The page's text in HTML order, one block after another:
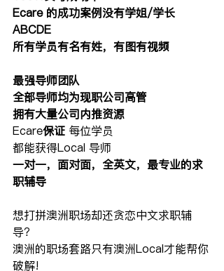
Ecare 的成功案例没有学姐/学长
ABCDE
所有学员有名有姓，有图有视频
最强导师团队
全部导师均为现职公司高管
拥有大量公司内推资源
Ecare保证 每位学员
都能获得Local 导师
一对一，面对面，全英文，最专业的求
职辅导
想打拼澳洲职场却还贪恋中文求职辅
导？
澳洲的职场套路只有澳洲Local才能帮你
破解!